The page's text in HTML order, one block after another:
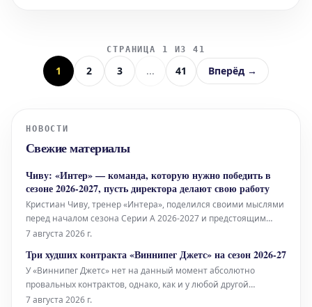
СТРАНИЦА 1 ИЗ 41
1 2 3 ... 41 Вперёд →
НОВОСТИ
Свежие материалы
Чиву: «Интер» — команда, которую нужно победить в
сезоне 2026-2027, пусть директора делают свою работу
Кристиан Чиву, тренер «Интера», поделился своими мыслями
перед началом сезона Серии А 2026-2027 и предстоящим
предсезонным товарищеским матчем против
«нерадзурри» являются «командой, которую нужно победить»
в новом сезоне.
7 августа 2026 г.
Три худших контракта «Виннипег Джетс» на сезон 2026-27
У «Виннипег Джетс» нет на данный момент абсолютно
провальных контрактов, однако, как и у любой другой
команды, имеется несколько вариантов, которые можно
7 августа 2026 г.